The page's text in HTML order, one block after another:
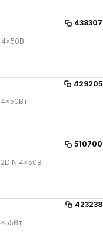
438307
4x50Вт
429205
4x50Вт
510700
4x50Вт
423238